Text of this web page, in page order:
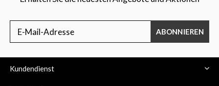
ABONNIEREN
Kundendienst